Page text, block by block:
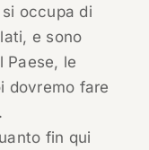
occupa di
e sono
Paese, le
dovremo fare
fin qui